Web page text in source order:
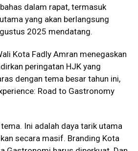
dalam rapat, termasuk
yang akan berlangsung
2025 mendatang.
Kota Fadly Amran menegaskan
peringatan HJK yang
dengan tema besar tahun ini,
Road to Gastronomy
Ini adalah daya tarik utama
secara masif. Branding Kota